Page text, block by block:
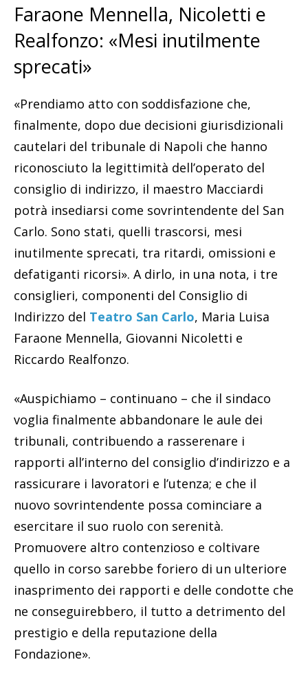
Faraone Mennella, Nicoletti e
Realfonzo: «Mesi inutilmente
sprecati»
«Prendiamo atto con soddisfazione che,
finalmente, dopo due decisioni giurisdizionali
cautelari del tribunale di Napoli che hanno
riconosciuto la legittimità dell’operato del
consiglio di indirizzo, il maestro Macciardi
potrà insediarsi come sovrintendente del San
Carlo. Sono stati, quelli trascorsi, mesi
inutilmente sprecati, tra ritardi, omissioni e
defatiganti ricorsi». A dirlo, in una nota, i tre
consiglieri, componenti del Consiglio di
Indirizzo del Teatro San Carlo, Maria Luisa
Faraone Mennella, Giovanni Nicoletti e
Riccardo Realfonzo.
«Auspichiamo – continuano – che il sindaco
voglia finalmente abbandonare le aule dei
tribunali, contribuendo a rasserenare i
rapporti all’interno del consiglio d’indirizzo e a
rassicurare i lavoratori e l’utenza; e che il
nuovo sovrintendente possa cominciare a
esercitare il suo ruolo con serenità.
Promuovere altro contenzioso e coltivare
quello in corso sarebbe foriero di un ulteriore
inasprimento dei rapporti e delle condotte che
ne conseguirebbero, il tutto a detrimento del
prestigio e della reputazione della
Fondazione».